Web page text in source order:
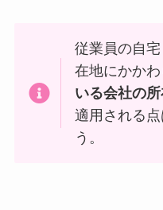
従業員の自
在地にかか
いる会社の
適用される
う。